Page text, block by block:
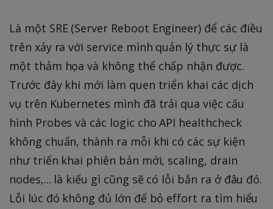
Là một SRE (Server Reboot Engineer) để các điều
trên xảy ra với service mình quản lý thực sự là
một thảm họa và không thể chấp nhận được.
Trước đây khi mới làm quen triển khai các dịch
vụ trên Kubernetes mình đã trải qua việc cấu
hình Probes và các logic cho API healthcheck
không chuẩn, thành ra mỗi khi có các sự kiện
như triển khai phiên bản mới, scaling, drain
nodes,... là kiểu gì cũng sẽ có lỗi bắn ra ở đâu đó.
Lỗi lúc đó không đủ lớn để bỏ effort ra tìm hiểu